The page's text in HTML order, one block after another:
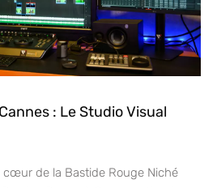
: Le Studio Visual
cœur de la Bastide Rouge Niché